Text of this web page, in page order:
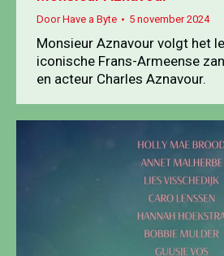
DoorHave a Byte 5 november 2024
Monsieur Aznavour volgt het
iconische Frans-Armeense
en acteur Charles Aznavour.